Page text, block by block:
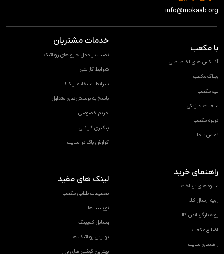
info@mokaab.org
با مکعب
آنباکس های اختصاصی
وبلاگ مکعب
تیم مکعب
شعبات فیزیکی
درباره مکعب
تماس با ما
خدمات مشتریان
نصب در محل جارو های روباتیک
شرایط گارانتی
شرایط استفاده از کالا
پاسخ به پرسش‌های متداول
حریم خصوصی
پیگیری گارانتی
گزارش باگ در سایت
راهنمای خرید
شیوه های پرداخت
رویه ارسال کالا
رویه بازگرداندن کالا
اضلاع مکعب
راهنمای سایت
لینک های مفید
تخفیفات طلایی مکعب
نورسید ها
وسایل کمپینگ
بهترین روباتیک ها
بهترین گوشی های بازار